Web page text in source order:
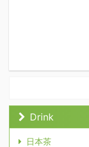
Drink
日本茶